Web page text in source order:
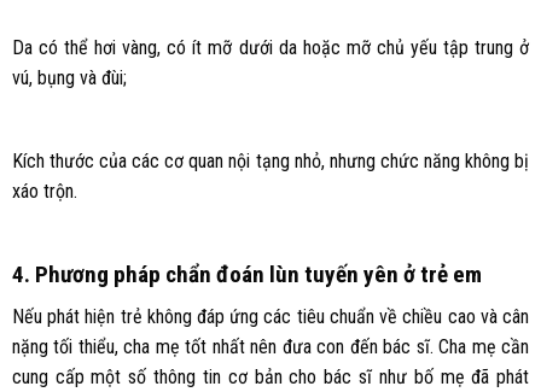
Da có thể hơi vàng, có ít mỡ dưới da hoặc mỡ chủ yếu tập trung ở
vú, bụng và đùi;
Kích thước của các cơ quan nội tạng nhỏ, nhưng chức năng không bị
xáo trộn.
4. Phương pháp chẩn đoán lùn tuyến yên ở trẻ em
Nếu phát hiện trẻ không đáp ứng các tiêu chuẩn về chiều cao và cân
nặng tối thiểu, cha mẹ tốt nhất nên đưa con đến bác sĩ. Cha mẹ cần
cung cấp một số thông tin cơ bản cho bác sĩ như bố mẹ đã phát